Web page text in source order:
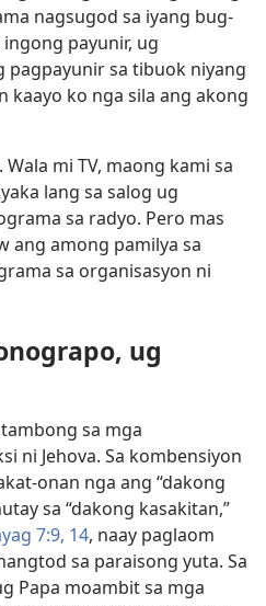
nagsugod sa iyang bug-
payunir, ug
pagpayunir sa tibuok niyang
kaayo ko nga sila ang akong
mi TV, maong kami sa
lang sa salog ug
sa radyo. Pero mas
ang among pamilya sa
sa organisasyon ni
ug
sa mga
ni Jehova. Sa kombensiyon
onan nga ang “dakong
sa “dakong kasakitan,”
7:9, 14, naay paglaom
sa paraisong yuta. Sa
Papa moambit sa mga